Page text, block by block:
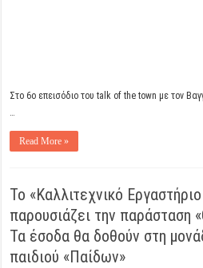
Στο 6ο επεισόδιο του talk of the town με τον
…
Read More »
Το «Καλλιτεχνικό
παρουσιάζει την παράσταση
Τα έσοδα θα δοθούν στη
παιδιού «Παίδων»